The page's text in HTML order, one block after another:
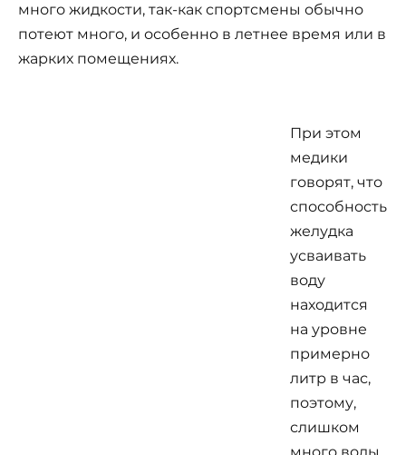
много жидкости, так-как спортсмены обычно
потеют много, и особенно в летнее время или в
жарких помещениях.
При этом
медики
говорят, что
способность
желудка
усваивать
воду
находится
на уровне
примерно
литр в час,
поэтому,
слишком
много воды